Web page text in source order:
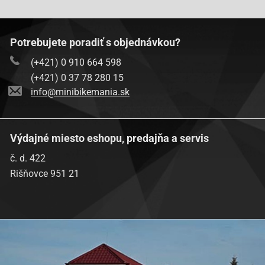
Motorro-Hawk 50 (4T)
REX (Jinan Qingqi, Shenke)-RS 900 [QM50T-10A(A)]
Rieju-Paseo 50
Rieju-Toreo 50
Sukida-Sprint-12 50 (SK50QT-B)
Tauris-SAMBA 50
Potrebujete poradiť s objednávkou?
(+421) 0 910 664 598
(+421) 0 37 78 280 15
info@minibikemania.sk
Výdajné miesto eshopu, predajňa a servis
č. d. 422
Rišňovce 951 21